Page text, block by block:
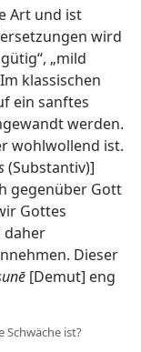
Art und ist
wird
„mild
klassischen
ein sanftes
werden.
wohlwollend ist.
(Substantiv)]
gegenüber Gott
Gottes
daher
Dieser
[Demut] eng
Schwäche ist?